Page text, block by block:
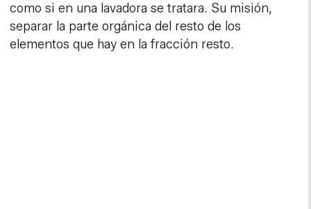
como si en una lavadora se tratara. Su misión,
separar la parte orgánica del resto de los
elementos que hay en la fracción resto.